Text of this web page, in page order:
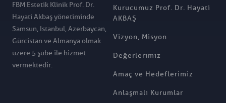
FBM Estetik Klinik Prof. Dr.
Hayati Akbaş yönetiminde
Samsun, Istanbul, Azerbaycan,
Gürcistan ve Almanya olmak
üzere 5 şube ile hizmet
vermektedir.
Kurucumuz Prof. Dr. Hayati
AKBAŞ
Vizyon, Misyon
Değerlerimiz
Amaç ve Hedeflerimiz
Anlaşmalı Kurumlar